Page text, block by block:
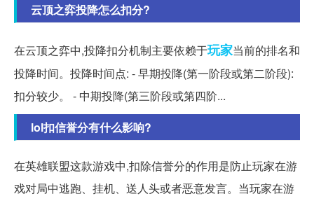
云顶之弈投降怎么扣分?
在云顶之弈中,投降扣分机制主要依赖于玩家当前的排名和
投降时间。投降时间点: - 早期投降(第一阶段或第二阶段):
扣分较少。 - 中期投降(第三阶段或第四阶...
lol扣信誉分有什么影响?
在英雄联盟这款游戏中,扣除信誉分的作用是防止玩家在游
戏对局中逃跑、挂机、送人头或者恶意发言。当玩家在游